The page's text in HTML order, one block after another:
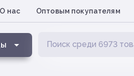
О нас Оптовым покупателям